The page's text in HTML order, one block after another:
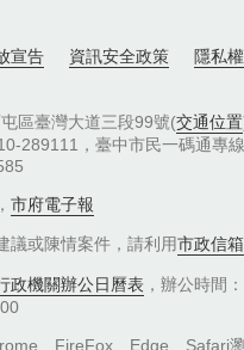
宣告 資訊安全政策 隱私
區臺灣大道三段99號(交通位置
289111，臺中市民一碼通專
， 市府電子報
議或陳情案件，請利用市政信箱
政機關辦公日曆表 ，辦公時間
、FireFox、Edge、Safari